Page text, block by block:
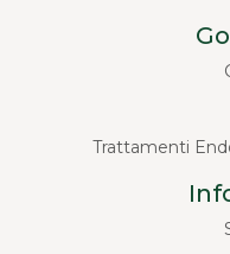
Trattamenti